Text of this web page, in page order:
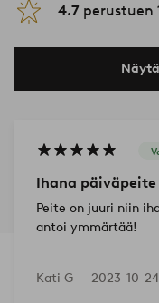
4.7 perustuen
Ihana päiväpeite
Peite on juuri niin
antoi ymmärtää!
Kati G — 2023-10-24